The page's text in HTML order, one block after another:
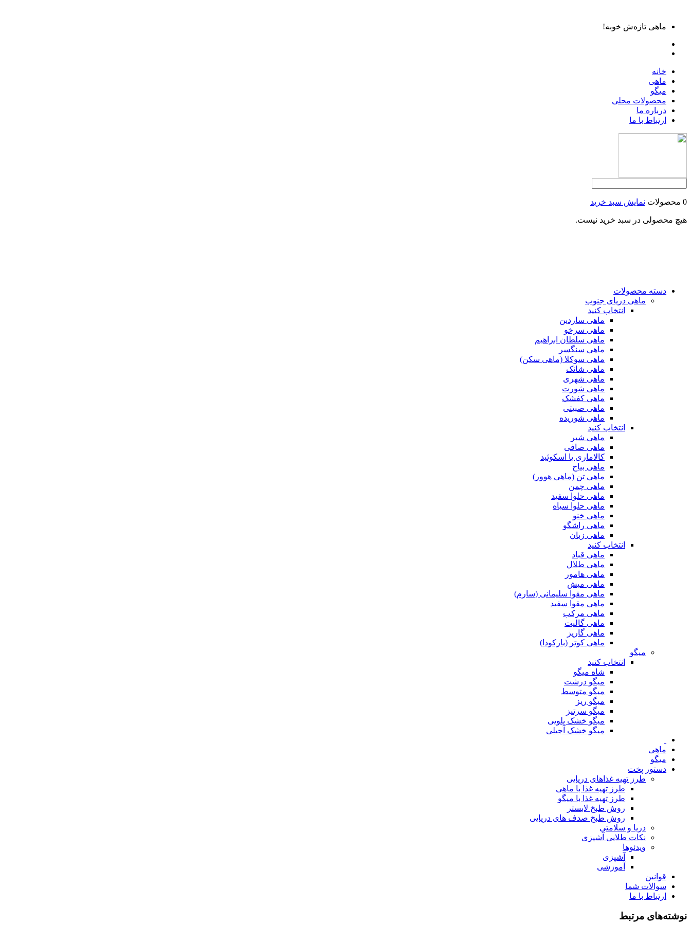
ماهی تازه‌ش خوبه!
خانه
ماهی
میگو
محصولات محلی
درباره ما
ارتباط با ما
0 محصولات نمایش سبد خرید
هیچ محصولی در سبد خرید نیست.
دسته محصولات
ماهی دریای جنوب
انتخاب کنید
ماهی ساردین
ماهی سرخو
ماهی سلطان ابراهیم
ماهی سنگسر
ماهی سوکلا (ماهی سکن)
ماهی شانک
ماهی شهری
ماهی شورت
ماهی کفشک
ماهی صبیتی
ماهی شوریده
انتخاب کنید
ماهی شیر
ماهی صافی
کالاماری یا اسکوئید
ماهی بیاح
ماهی تن (ماهی هوور)
ماهی چمن
ماهی حلوا سفید
ماهی حلوا سیاه
ماهی خنو
ماهی راشگو
ماهی زبان
انتخاب کنید
ماهی قباد
ماهی طلال
ماهی هامور
ماهی میش
ماهی مقوا سلیمانی (سارم)
ماهی مقوا سفید
ماهی مرکب
ماهی گالیت
ماهی گاریز
ماهی کوتر (بارکودا)
میگو
انتخاب کنید
شاه میگو
میگو درشت
میگو متوسط
میگو ریز
میگو سرتیز
میگو خشک پلویی
میگو خشک آجیلی
ماهی
میگو
دستور پخت
طرز تهیه غذاهای دریایی
طرز تهیه غذا با ماهی
طرز تهیه غذا با میگو
روش طبخ لابستر
روش طبخ صدف های دریایی
دریا و سلامتی
نکات طلایی آشپزی
ویدئوها
آشپزی
آموزشی
قوانین
سوالات شما
ارتباط با ما
نوشته‌های مرتبط